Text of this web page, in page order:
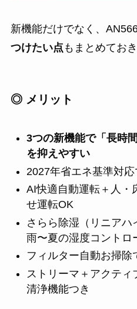
新機能だけでなく、
つけたい点 もまとめておき
◎ メリット
3つの新機能で「長時
を抑えやすい
2027年省エネ基準対
AI快適自動運転＋人・
せ運転OK
さらら除湿（リニア
雨〜夏の湿度コントロ
フィルター自動お掃除
ストリーマ＋アクテ
清浄機能つき